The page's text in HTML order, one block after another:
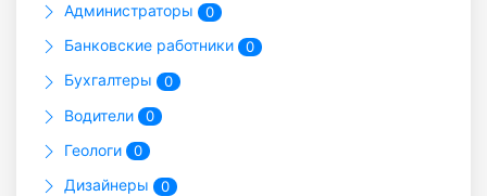
Администраторы 0
Банковские работники 0
Бухгалтеры 0
Водители 0
Геологи 0
Дизайнеры 0